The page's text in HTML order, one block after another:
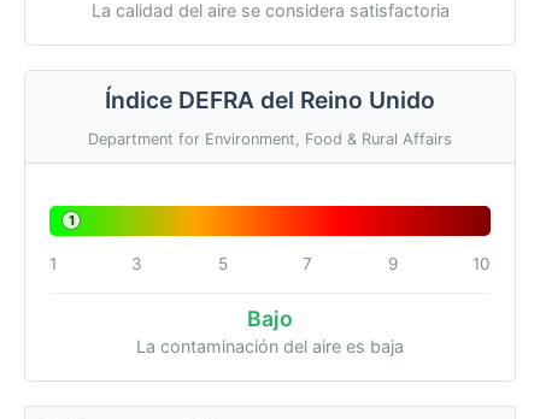
La calidad del aire se considera satisfactoria
Índice DEFRA del Reino Unido
Department for Environment, Food & Rural Affairs
1
1 3 5 7 9 10
Bajo
La contaminación del aire es baja